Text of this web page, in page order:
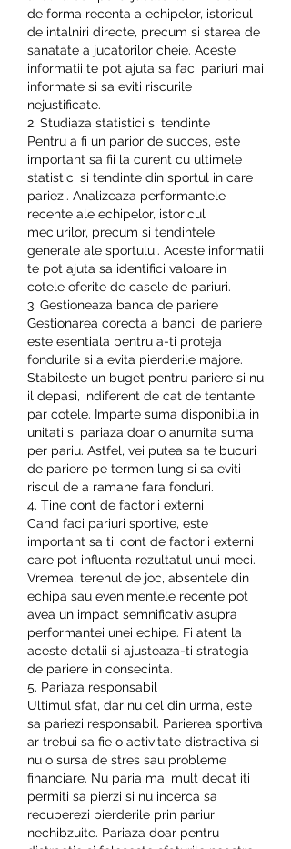
de forma recenta a echipelor, istoricul
de intalniri directe, precum si starea de
sanatate a jucatorilor cheie. Aceste
informatii te pot ajuta sa faci pariuri mai
informate si sa eviti riscurile
nejustificate.
2. Studiaza statistici si tendinte
Pentru a fi un parior de succes, este
important sa fii la curent cu ultimele
statistici si tendinte din sportul in care
pariezi. Analizeaza performantele
recente ale echipelor, istoricul
meciurilor, precum si tendintele
generale ale sportului. Aceste informatii
te pot ajuta sa identifici valoare in
cotele oferite de casele de pariuri.
3. Gestioneaza banca de pariere
Gestionarea corecta a bancii de pariere
este esentiala pentru a-ti proteja
fondurile si a evita pierderile majore.
Stabileste un buget pentru pariere si nu
il depasi, indiferent de cat de tentante
par cotele. Imparte suma disponibila in
unitati si pariaza doar o anumita suma
per pariu. Astfel, vei putea sa te bucuri
de pariere pe termen lung si sa eviti
riscul de a ramane fara fonduri.
4. Tine cont de factorii externi
Cand faci pariuri sportive, este
important sa tii cont de factorii externi
care pot influenta rezultatul unui meci.
Vremea, terenul de joc, absentele din
echipa sau evenimentele recente pot
avea un impact semnificativ asupra
performantei unei echipe. Fi atent la
aceste detalii si ajusteaza-ti strategia
de pariere in consecinta.
5. Pariaza responsabil
Ultimul sfat, dar nu cel din urma, este
sa pariezi responsabil. Parierea sportiva
ar trebui sa fie o activitate distractiva si
nu o sursa de stres sau probleme
financiare. Nu paria mai mult decat iti
permiti sa pierzi si nu incerca sa
recuperezi pierderile prin pariuri
nechibzuite. Pariaza doar pentru